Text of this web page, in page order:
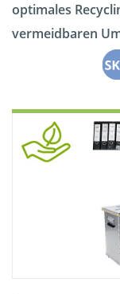
optimales
vermeidbaren